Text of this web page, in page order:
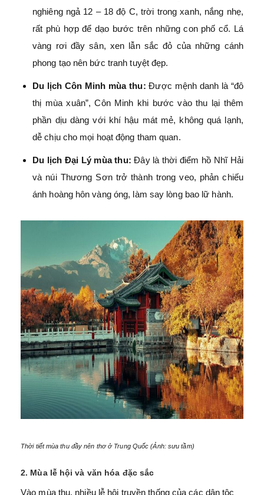
nghiêng ngả 12 – 18 độ C, trời trong xanh, nắng nhẹ,
rất phù hợp để dạo bước trên những con phố cổ. Lá
vàng rơi đầy sân, xen lẫn sắc đỏ của những cánh
phong tạo nên bức tranh tuyệt đẹp.
Du lịch Côn Minh mùa thu: Được mệnh danh là “đô
thị mùa xuân”, Côn Minh khi bước vào thu lại thêm
phần dịu dàng với khí hậu mát mẻ, không quá lạnh,
dễ chịu cho mọi hoạt động tham quan.
Du lịch Đại Lý mùa thu: Đây là thời điểm hồ Nhĩ Hải
và núi Thương Sơn trở thành trong veo, phản chiếu
ánh hoàng hôn vàng óng, làm say lòng bao lữ hành.
Thời tiết mùa thu đầy nên thơ ở Trung Quốc (Ảnh: sưu tầm)
2. Mùa lễ hội và văn hóa đặc sắc
Vào mùa thu, nhiều lễ hội truyền thống của các dân tộc